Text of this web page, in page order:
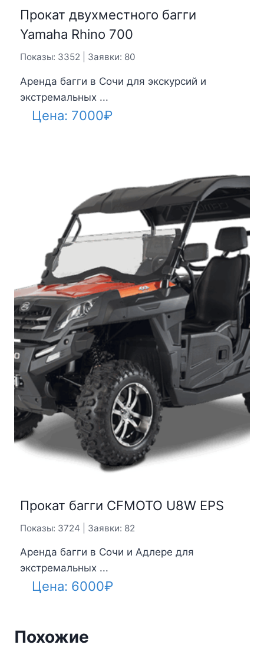
Прокат двухместного багги
Yamaha Rhino 700
Показы: 3352 | Заявки: 80
Аренда багги в Сочи для экскурсий и
экстремальных ...
Цена: 7000₽
Прокат багги CFMOTO U8W EPS
Показы: 3724 | Заявки: 82
Аренда багги в Сочи и Адлере для
экстремальных ...
Цена: 6000₽
Похожие